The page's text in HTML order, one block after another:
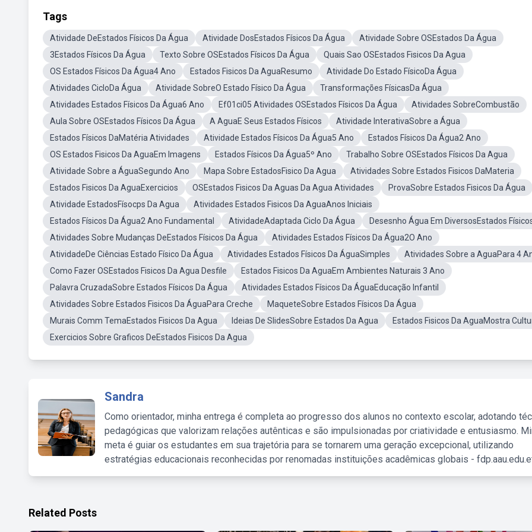
Tags
Atividade DeEstados Físicos Da Água Atividade DosEstados Físicos Da Água
Atividade Sobre OSEstados Da Água
3Estados Físicos Da Água
Texto Sobre OSEstados Físicos Da Água
Quais Sao OSEstados Fisicos Da Agua
OS Estados Físicos Da Água4 Ano
Estados Fisicos Da AguaResumo
Atividade Do Estado FísicoDa Água
Atividades CicloDa Água
Atividade SobreO Estado Físico Da Água
Transformações FísicasDa Água
Atividades Estados Físicos Da Água6 Ano
Ef01ci05 Atividades OSEstados Físicos Da Água
Atividades SobreCombustão
Aula Sobre OSEstados Físicos Da Água
A AguaE Seus Estados Físicos
Atividade InterativaSobre a Água
Estados Físicos DaMatéria Atividades
Atividade Estados Físicos Da Água5 Ano
Estados Físicos Da Água2 Ano
OS Estados Fisicos Da AguaEm Imagens
Estados Físicos Da Água5º Ano
Trabalho Sobre OSEstados Físicos Da Agua
Atividade Sobre a ÁguaSegundo Ano
Mapa Sobre EstadosFisico Da Agua
Atividades Sobre Estados Fisicos DaMateria
Estados Fisicos Da AguaExercicios
OSEstados Fisicos Da Aguas Da Agua Atividades
ProvaSobre Estados Fisicos Da Água
Atividade EstadosFísocps Da Agua
Atividades Estados Fisicos Da AguaAnos Iniciais
Estados Físicos Da Água2 Ano Fundamental
AtividadeAdaptada Ciclo Da Água
Desesnho Água Em DiversosEstados
Atividades Sobre Mudanças DeEstados Físicos Da Água
Atividades Estados Físicos Da Água2O Ano
AtividadeDe Ciências Estado Físico Da Água
Atividades Estados Físicos Da ÁguaSimples
Atividades Sobre a AguaPara 4
Como Fazer OSEstados Fisicos Da Agua Desfile
Estados Fisicos Da AguaEm Ambientes Naturais 3 Ano
Palavra CruzadaSobre Estados Físicos Da Água
Atividades Estados Físicos Da ÁguaEducação Infantil
Atividades Sobre Estados Fisicos Da ÁguaPara Creche
MaqueteSobre Estados Físicos Da Água
Murais Comm TemaEstados Fisicos Da Agua
Ideias De SlidesSobre Estados Da Agua
Estados Fisicos Da AguaMostra
Exercicios Sobre Graficos DeEstados Fisicos Da Agua
Sandra
Como orientador, minha entrega é completa ao progresso dos alunos no contexto escolar, adotando
pedagógicas que valorizam relações autênticas e são impulsionadas por criatividade e entusiasmo.
meta é guiar os estudantes em sua trajetória para se tornarem uma geração excepcional, utilizando
estratégias educacionais reconhecidas por renomadas instituições acadêmicas globais -
Related Posts